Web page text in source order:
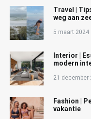
Travel |
weg aan
5 maart 2024
Interior |
modern
21 december
Fashion |
vakantie